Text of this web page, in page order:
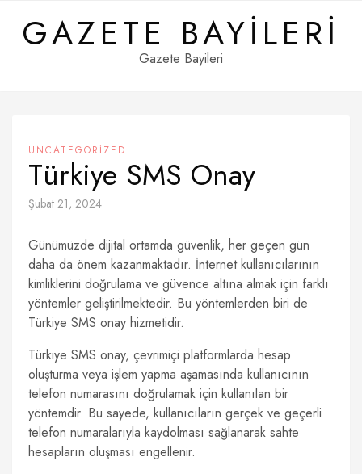
contentGAZETE BAYILERI
Gazete Bayileri
UNCATEGORIZED
Türkiye SMS Onay
Şubat 21, 2024
Günümüzde dijital ortamda güvenlik, her geçen gün
daha da önem kazanmaktadır. İnternet kullanıcılarının
kimliklerini doğrulama ve güvence altına almak için farklı
yöntemler geliştirilmektedir. Bu yöntemlerden biri de
Türkiye SMS onay hizmetidir.
Türkiye SMS onay, çevrimiçi platformlarda hesap
oluşturma veya işlem yapma aşamasında kullanıcının
telefon numarasını doğrulamak için kullanılan bir
yöntemdir. Bu sayede, kullanıcıların gerçek ve geçerli
telefon numaralarıyla kaydolması sağlanarak sahte
hesapların oluşması engellenir.